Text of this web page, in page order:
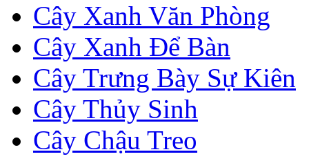
Cây Xanh Văn Phòng
Cây Xanh Để Bàn
Cây Trưng Bày Sự Kiên
Cây Thủy Sinh
Cây Chậu Treo